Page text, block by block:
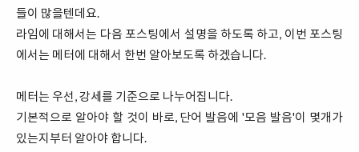
들이 많을텐데요.
라임에 대해서는 다음 포스팅에서 설명을 하도록 하고, 이번 포스팅
에서는 메터에 대해서 한번 알아보도록 하겠습니다.
메터는 우선, 강세를 기준으로 나누어집니다.
기본적으로 알아야 할 것이 바로, 단어 발음에 '모음 발음'이 몇개가
있는지부터 알아야 합니다.